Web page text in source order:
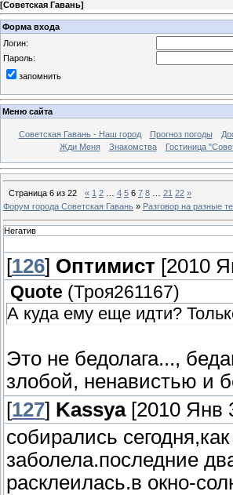
[Советская Гавань]
Форма входа
Логин:
Пароль:
запомнить
Меню сайта
Советская Гавань - Наш город Прогноз погоды
Жди Меня
Знакомства Гостиница
Страница 6 из 22 « 1 2 4 5 6 7 8 21 22 »
Форум города Советская Гавань » Разговор на разные
Негатив
[126] Оптимист [2010
Quote (Троя261167)
А куда ему еще идти?
Это не бедолага...,
злобой, ненавистью и
[127] Kassya[2010 Янв
собирались
заболела.последние
расклеилась.в окно-